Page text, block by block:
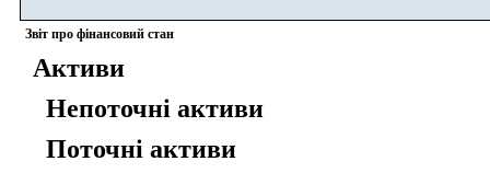
Звіт про фінансовий стан
Активи
Непоточні активи
Поточні активи